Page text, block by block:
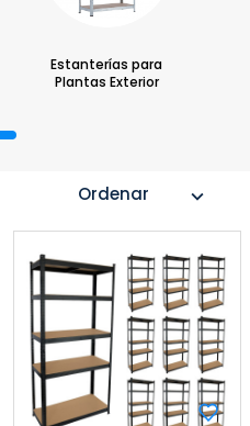
Estanterías para
Plantas Exterior
Ordenar expand_more